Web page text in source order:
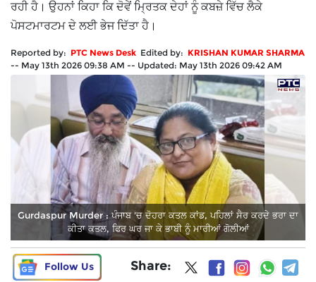
ਰਹੀ ਹੈ। ਉਹਨਾਂ ਕਿਹਾ ਕਿ ਦੋਵੇਂ ਮ੍ਰਿਤਕ ਦੇਹਾਂ ਨੂੰ ਕਬਜ਼ੇ ਵਿੱਚ ਲੈਕੇ
ਪੋਸਟਮਾਰਟਮ ਦੇ ਲਈ ਭੇਜ ਦਿੱਤਾ ਹੈ।
Reported by: PTC News Desk Edited by: KRISHAN KUMAR SHARMA
-- May 13th 2026 09:38 AM -- Updated: May 13th 2026 09:42 AM
Gurdaspur Murder : ਪੰਜਾਬ 'ਚ ਦੋਹਰਾ ਕਤਲ ਕਾਂਡ, ਪਹਿਲਾਂ ਸੈਰ ਕਰਦੇ ਭਰਾ ਦਾ
ਕੀਤਾ ਕਤਲ, ਫਿਰ ਘਰ ਜਾ ਕੇ ਭਾਬੀ ਨੂੰ ਮਾਰੀਆਂ ਗੋਲੀਆਂ
Follow Us Share: